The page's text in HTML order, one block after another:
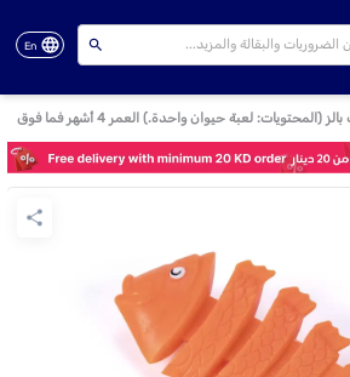
En
(المحتويات: لعبة حيوان واحدة.) العمر 4 أشهر فما فوق